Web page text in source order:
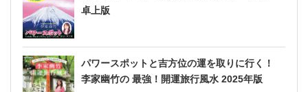
卓上版
パワースポットと吉方位の運を取りに行く！
李家幽竹の 最強！開運旅行風水 2025年版